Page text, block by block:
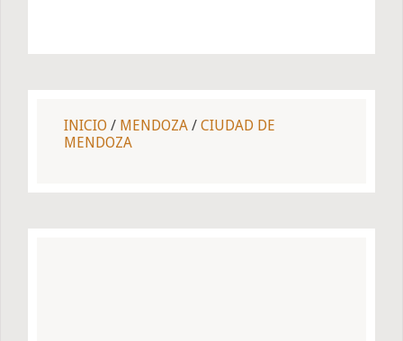
INICIO / MENDOZA / CIUDAD DE
MENDOZA